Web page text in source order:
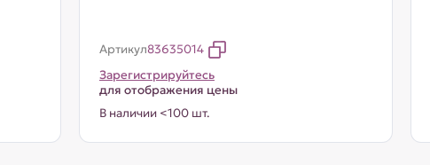
Артикул83635014
Зарегистрируйтесь
для отображения цены
В наличии <100 шт.